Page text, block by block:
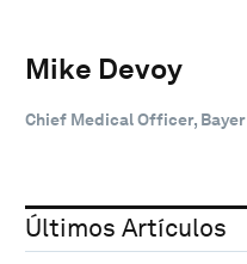
Mike Devoy
Chief Medical Officer, Bayer
Últimos Artículos